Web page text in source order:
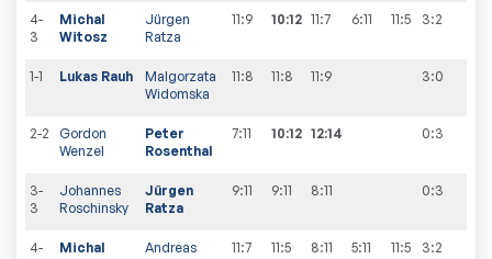
4-
3
Michal
Witosz
Jürgen
Ratza
11:9 10:12 11:7 6:11 11:5 3:2
1-1 Lukas Rauh
Malgorzata
Widomska
11:8 11:8 11:9 3:0
2-2
Gordon
Wenzel
Peter
Rosenthal
7:11 10:12 12:14 0:3
3-
3
Johannes
Roschinsky
Jürgen
Ratza
9:11 9:11 8:11 0:3
4-
Michal
Andreas
11:7 11:5 8:11 5:11 11:5 3:2